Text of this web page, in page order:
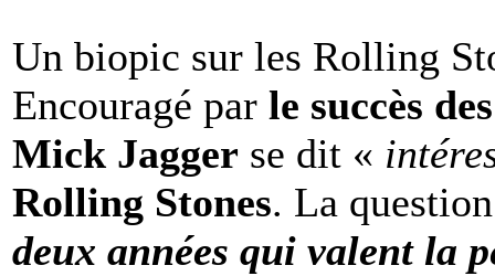
Un biopic sur les Rolling
Encouragé par le succès
Mick Jagger se dit «
Rolling Stones. La
deux années qui valent la